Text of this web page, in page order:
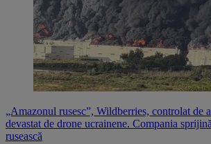
„Amazonul rusesc”, Wildberries, controlat de
devastat de drone ucrainene. Compania
rusească